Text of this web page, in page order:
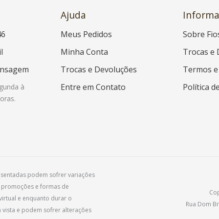
à
Ajuda
Meus Pedidos
Minha Conta
Trocas e Devoluções
Entre em Contato
Sobre
Trocas e
Termos
Política
podem sofrer variações
e formas de
e enquanto durar o
e podem sofrer alterações
Rua Dom